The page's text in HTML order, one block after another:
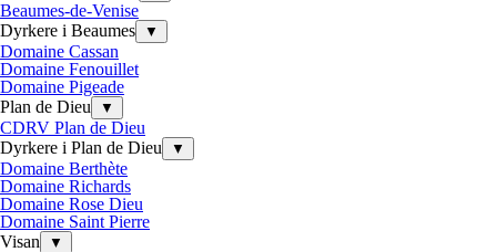
Beaumes-de-Venise
Dyrkere i Beaumes
▼
Domaine Cassan
Domaine Fenouillet
Domaine Pigeade
Plan de Dieu
▼
CDRV Plan de Dieu
Dyrkere i Plan de Dieu
▼
Domaine Berthète
Domaine Richards
Domaine Rose Dieu
Domaine Saint Pierre
Visan
▼